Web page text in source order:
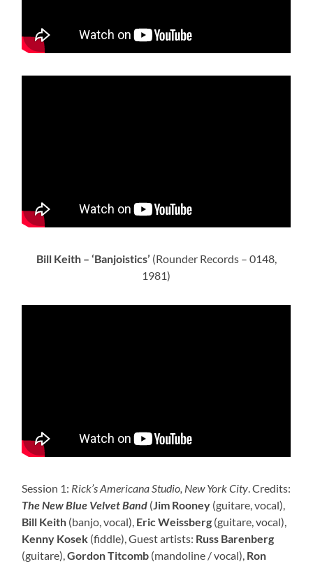
Bill Keith – ‘Banjoistics’ (Rounder Records – 0148,
1981)
Session 1: Rick’s Americana Studio, New York City . Credits:
The New Blue Velvet Band ( Jim Rooney (guitare, vocal),
Bill Keith (banjo, vocal), Eric Weissberg (guitare, vocal),
Kenny Kosek (fiddle), Guest artists: Russ Barenberg
(guitare),Gordon Titcomb (mandoline / vocal), Ron